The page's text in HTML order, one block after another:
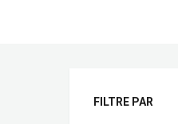
FILTRE PAR